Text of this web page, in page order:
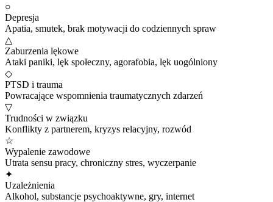
○
Depresja
Apatia, smutek, brak motywacji do codziennych spraw
△
Zaburzenia lękowe
Ataki paniki, lęk społeczny, agorafobia, lęk uogólniony
◇
PTSD i trauma
Powracające wspomnienia traumatycznych zdarzeń
▽
Trudności w związku
Konflikty z partnerem, kryzys relacyjny, rozwód
☆
Wypalenie zawodowe
Utrata sensu pracy, chroniczny stres, wyczerpanie
✦
Uzależnienia
Alkohol, substancje psychoaktywne, gry, internet